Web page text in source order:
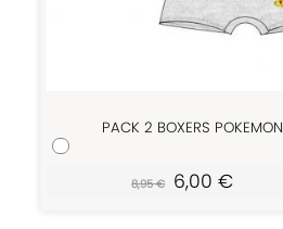
PACK 2 BOXERS POKEMON
8,95 € 6,00 €